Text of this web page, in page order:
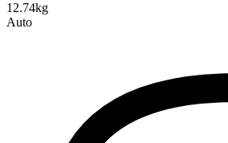
12.74kg
Auto